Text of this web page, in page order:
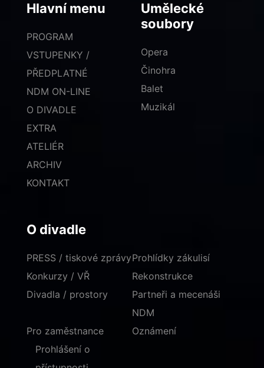
Hlavní menu
PROGRAM
VSTUPENKY /
PŘEDPLATNÉ
NDM ON-LINE
O DIVADLE
EXTRA
ATELIÉR
ARCHIV
KONTAKT
Umělecké
soubory
Opera
Činohra
Balet
Muzikál
O divadle
PRESS / tiskové zprávy
Konkurzy / VŘ
Divadla / prostory
Prohlídky zákulisí
Rekonstrukce
Partneři a mecenáši
NDM
Pro zaměstnance
Oznámení
Prohlášení o